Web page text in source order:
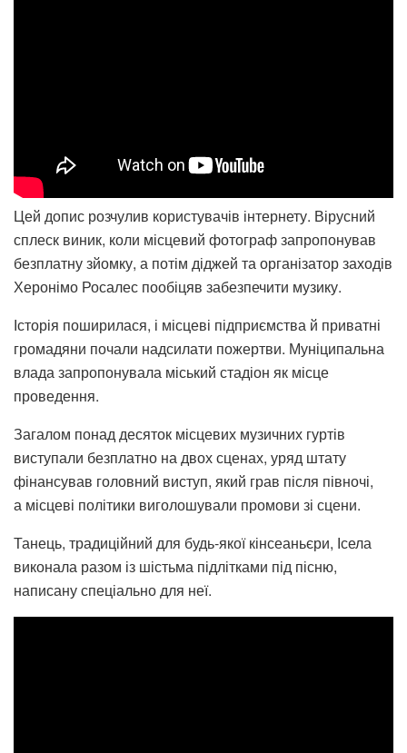
Цей допис розчулив користувачів інтернету. Вірусний
сплеск виник, коли місцевий фотограф запропонував
безплатну зйомку, а потім діджей та організатор заходів
Херонімо Росалес пообіцяв забезпечити музику.
Історія поширилася, і місцеві підприємства й приватні
громадяни почали надсилати пожертви. Муніципальна
влада запропонувала міський стадіон як місце
проведення.
Загалом понад десяток місцевих музичних гуртів
виступали безплатно на двох сценах, уряд штату
фінансував головний виступ, який грав після півночі,
а місцеві політики виголошували промови зі сцени.
Танець, традиційний для будь-якої кінсеаньєри, Ісела
виконала разом із шістьма підлітками під пісню,
написану спеціально для неї.